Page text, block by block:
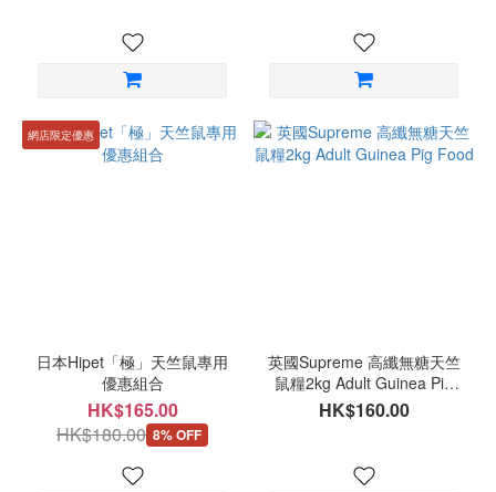
網店限定優惠
日本Hipet「極」天竺鼠專用
優惠組合
HK$165.00
HK$180.00 8% OFF
英國Supreme 高纖無糖天竺
鼠糧2kg Adult Guinea Pig
Food
HK$160.00